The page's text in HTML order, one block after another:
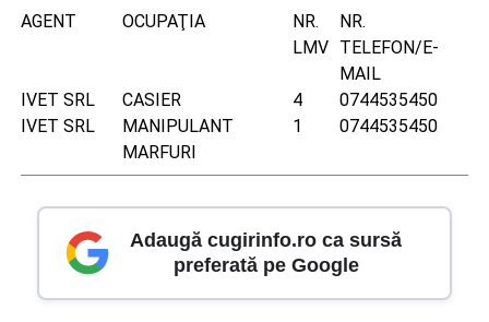
AGENT OCUPAŢIA
NR.
LMV
NR.
TELEFON/E-
MAIL
IVET SRL
CASIER 4
0744535450
IVET SRL
MANIPULANT
MARFURI
1 0744535450
Adaugă cugirinfo.ro ca sursă
preferată pe Google